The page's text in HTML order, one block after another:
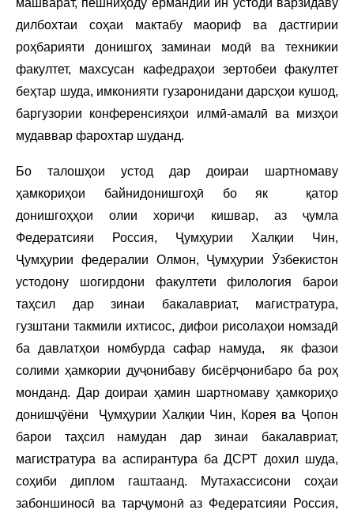
машварат, пешниҳоду ёрмандии ин устоди варзидаву
дилбохтаи соҳаи мактабу маориф ва дастгирии
роҳбарияти донишгоҳ заминаи модӣ ва техникии
факултет, махсусан кафедраҳои зертобеи факултет
беҳтар шуда, имконияти гузаронидани дарсҳои кушод,
баргузории конференсияҳои илмӣ-амалӣ ва мизҳои
мудаввар фарохтар шуданд.
Бо талошҳои устод дар доираи шартномаву
ҳамкориҳои байнидонишгоҳӣ бо як қатор
донишгоҳҳои олии хориҷи кишвар, аз ҷумла
Федератсияи Россия, Ҷумҳурии Халқии Чин,
Ҷумҳурии федералии Олмон, Ҷумҳурии Ӯзбекистон
устодону шогирдони факултети филология барои
таҳсил дар зинаи бакалавриат, магистратура,
гузштани такмили ихтисос, дифои рисолаҳои номзадӣ
ба давлатҳои номбурда сафар намуда, як фазои
солими ҳамкории дуҷонибаву бисёрҷонибаро ба роҳ
монданд. Дар доираи ҳамин шартномаву ҳамкориҳо
донишҷӯёни Ҷумҳурии Халқии Чин, Корея ва Ҷопон
барои таҳсил намудан дар зинаи бакалавриат,
магистратура ва аспирантура ба ДСРТ дохил шуда,
соҳиби диплом гаштаанд. Мутахассисони соҳаи
забоншиносӣ ва тарҷумонӣ аз Федератсияи Россия,